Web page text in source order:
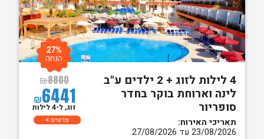
4 לילות לזוג + 2 ילדים ע"ב
לינה וארוחת בוקר בחדר
סופריור
תאריכי האירוח:
23/08/2026 עד 27/08/2026
₪8800
₪6441
27%
הנחה
זוג, ל-4 לילות
פרטים